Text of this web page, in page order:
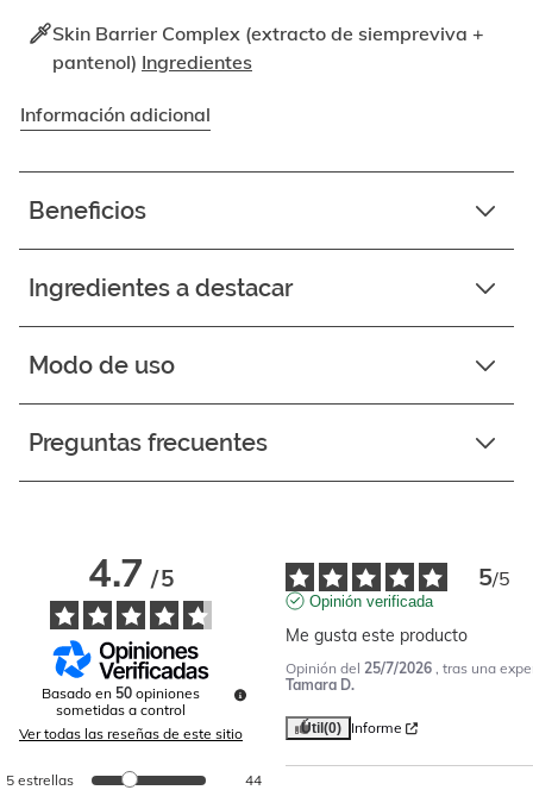
Skin Barrier Complex (extracto de siempreviva +
pantenol) Ingredientes
Información adicional
Beneficios
Ingredientes a destacar
Modo de uso
Preguntas frecuentes
4.7/5
Basado en 50 opiniones
sometidas a control
Ver todas las reseñas de este sitio
5 estrellas
44
5/5
Opinión verificada
Me gusta este producto
Opinión del 25/7/2026 , tras una
Tamara D.
Útil (0) Informe